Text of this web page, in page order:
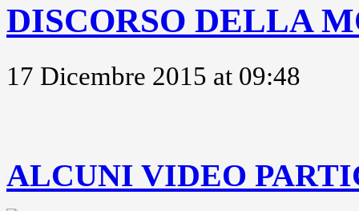
DISCORSO DELLA
17 Dicembre 2015 at 09:48
ALCUNI VIDEO